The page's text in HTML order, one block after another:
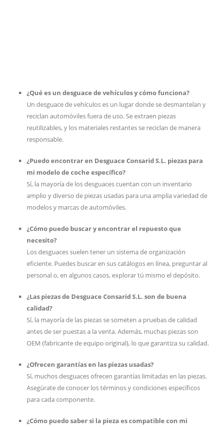
¿Qué es un desguace de vehículos y cómo funciona?
Un desguace de vehículos es un lugar donde se desmantelan y
reciclan automóviles fuera de uso. Se extraen piezas
reutilizables, y los materiales restantes se reciclan de manera
responsable.
¿Puedo encontrar en Desguace Consarid S.L. piezas para
mi modelo de coche específico?
Sí, la mayoría de los desguaces cuentan con un inventario
amplio y diverso de piezas usadas para una amplia variedad de
modelos y marcas de automóviles.
¿Cómo puedo buscar y encontrar el repuesto que
necesito?
Los desguaces suelen tener un sistema de organización
eficiente. Puedes buscar en sus catálogos en línea, preguntar al
personal o, en algunos casos, explorar tú mismo el depósito.
¿Las piezas de Desguace Consarid S.L. son de buena
calidad?
Sí, la mayoría de las piezas se someten a pruebas de calidad
antes de ser puestas a la venta. Además, muchas piezas son
OEM (fabricante de equipo original), lo que garantiza su calidad.
¿Ofrecen garantías en las piezas usadas?
Sí, muchos desguaces ofrecen garantías limitadas en las piezas.
Asegúrate de conocer los términos y condiciones específicos
para cada componente.
¿Cómo puedo saber si la pieza es compatible con mi